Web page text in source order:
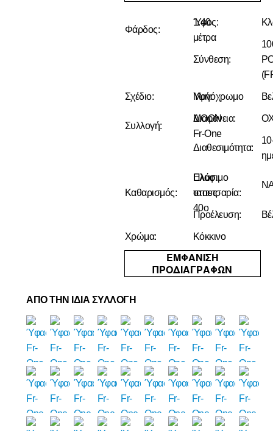
Φάρδος:
1.40
μέτρα
Ύφος:
Σύνθεση:
Σχέδιο: Μονόχρωμο
Υφή:
Συλλογή:
MOON
Fr-One
Διαφάνεια:
Διαθεσιμότητα:
Καθαρισμός:
Πλύσιμο
στους
40ο
Ελαφ.
ταπετσαρία:
Προέλευση:
Χρώμα: Κόκκινο
ΕΜΦΑΝΙΣΗ
ΠΡΟΔΙΑΓΡΑΦΩΝ
ΑΠΟ ΤΗΝ ΙΔΙΑ ΣΥΛΛΟΓΗ